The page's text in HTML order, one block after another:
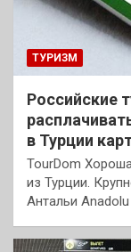
ТУРИЗМ
Российские
в Турции
TourDom
из Турции.
Антальи